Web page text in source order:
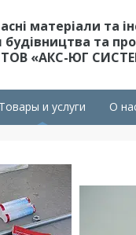
матеріали та
будівництва та
ТОВ «АКС-ЮГ
Товары и услуги О